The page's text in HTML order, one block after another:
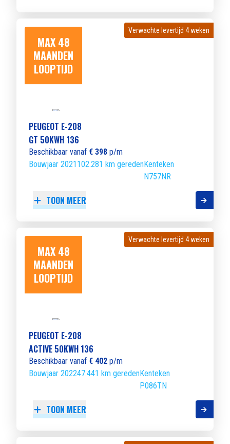
MAX 48
MAANDEN
LOOPTIJD
Verwachte levertijd 4 weken
Verwachte levertijd 4 weken
PEUGEOT E-208
GT 50KWH 136
Beschikbaar vanaf € 398 p/m
Bouwjaar 2021102.281 km geredenKenteken
N757NR
TOON MEER
MAX 48
MAANDEN
LOOPTIJD
Verwachte levertijd 4 weken
Verwachte levertijd 4 weken
PEUGEOT E-208
ACTIVE 50KWH 136
Beschikbaar vanaf € 402 p/m
Bouwjaar 202247.441 km geredenKenteken
P086TN
TOON MEER